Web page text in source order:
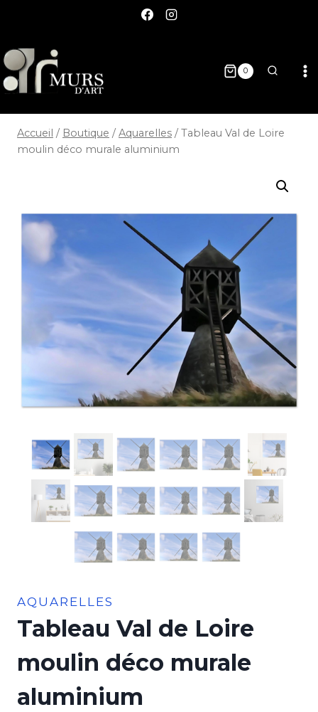
0
Accueil / Boutique / Aquarelles / Tableau Val de Loire
moulin déco murale aluminium
AQUARELLES
Tableau Val de Loire
moulin déco murale
aluminium